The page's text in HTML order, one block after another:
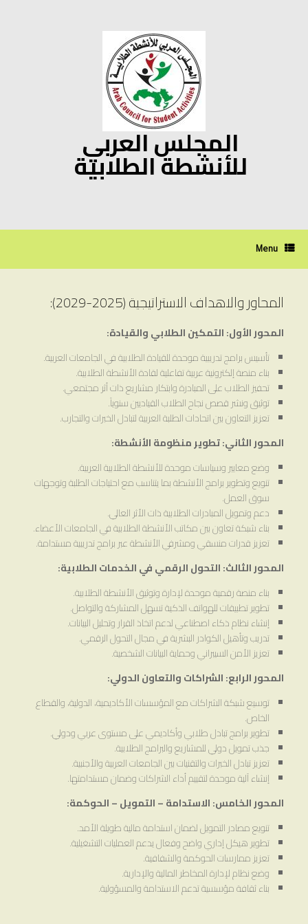
المجلس العربي
للأنشطة الطلابية
Menu
المحاور والاهداف الاستراتيجية (2025-2029):
المحور الأول: التمكين الطلابي والقيادة:
تأسيس برامج تدريبية موحدة للقيادة الطلابية في الجامعات العربية.
بناء منصة إلكترونية عربية تفاعلية لقادة الأنشطة الطلابية.
تحفيز الطلاب على المبادرة وابتكار مشاريع ذات أثر مجتمعي.
توثيق ونشر قصص نجاح الطلاب القياديين سنوياً.
تعزيز التعاون بين اتحادات الطلبة العربية لتبادل الخبرات والتجارب.
المحور الثاني: تطوير منظومة الأنشطة:
وضع معايير وسياسات موحدة للأنشطة الطلابية العربية.
تنويع وتطوير برامج الأنشطة بما يتناسب مع احتياجات الطلبة وتوجهات
سوق العمل.
دعم وتمويل المبادرات الطلابية ذات الأثر العالي.
بناء شبكة تعاون بين مكاتب الأنشطة الطلابية في الجامعات الأعضاء.
تعزيز قدرات منسقي ومشرفي الأنشطة عبر برامج تدريبية مستدامة.
المحور الثالث: التحول الرقميفي الخدمات الطلابية:
بناء منصة رقمية موحدة لإدارة وتوثيق الأنشطة الطلابية.
تطوير تطبيقات للهواتف الذكية تسهل المشاركة والتواصل.
إنشاء نظام ذكاء اصطناعي لدعم اتخاذ القرار وتحليل البيانات.
تدريب وتأهيل الكوادر البشرية في مجال التحول الرقمي.
تعزيز الأمن السيبراني وحماية البيانات الشخصية.
المحور الرابع: الشراكات والتعاون الدولي:
توسيع شبكة الشراكات مع المؤسسات الأكاديمية، الدولية، والقطاع
الخاص.
تطوير برامج تبادل طلابي وأكاديمي على مستوى عربي ودولي.
جذب تمويل دولي للمشاريع والبرامج الطلابية.
تعزيز تبادل الخبرات والتقنيات بين الجامعات العربية والأجنبية.
إنشاء آلية موحدة لتقييم أداء الشراكات وضمان مستدامتها.
المحور الخامس: الاستدامة – التمويل – الحوكمة:
تنويع مصادر التمويل لضمان استدامة مالية طويلة الأمد.
تطوير هيكل إداري واضح وفعال يدعم العمليات التشغيلية.
تعزيز ممارسات الحوكمة والشفافية.
وضع نظام لإدارة المخاطر المالية والإدارية.
بناء ثقافة مؤسسية تدعم الاستدامة والمسؤولية.